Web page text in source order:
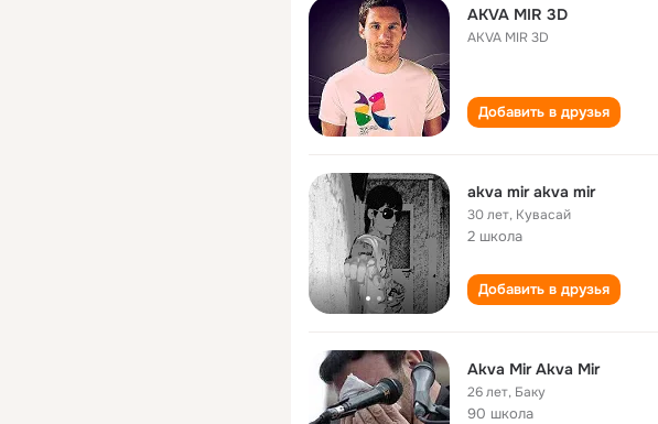
AKVA MIR 3D
AKVA MIR 3D
Добавить в друзья
akva mir akva mir
30 лет, Кувасай
2 школа
Добавить в друзья
Akva Mir Akva Mir
26 лет, Баку
90 школа